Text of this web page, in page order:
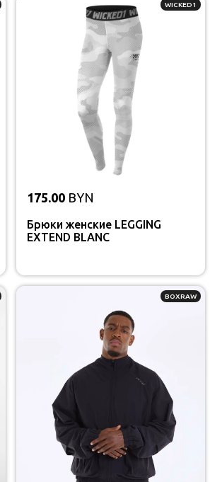
WICKED1
175.00 BYN
Брюки женские LEGGING
EXTEND BLANC
BOXRAW